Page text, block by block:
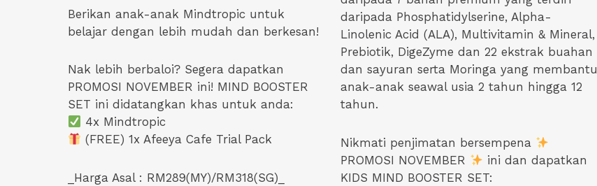
Berikan anak-anak Mindtropic untuk
belajar dengan lebih mudah dan berkesan!
Nak lebih berbaloi? Segera dapatkan
PROMOSI NOVEMBER ini! MIND BOOSTER
SET ini didatangkan khas untuk anda:
4x Mindtropic
(FREE) 1x Afeeya Cafe Trial Pack
_Harga Asal : RM289(MY)/RM318(SG)_
daripada Phosphatidylserine, Alpha-
Linolenic Acid (ALA), Multivitamin & Mineral,
Prebiotik, DigeZyme dan 22 ekstrak buahan
dan sayuran serta Moringa yang membantu
anak-anak seawal usia 2 tahun hingga 12
tahun.
Nikmati penjimatan bersempena
PROMOSI NOVEMBER
ini dan dapatkan
KIDS MIND BOOSTER SET: